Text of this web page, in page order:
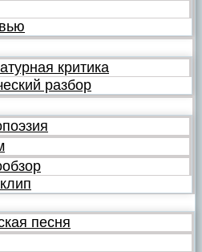
критика
разбор
песня